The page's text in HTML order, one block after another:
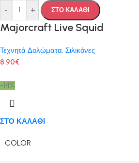
- + ΣΤΟ ΚΑΛΑΘΙ
Majorcraft Live Squid
Τεχνητά Δολώματα, Σιλικόνες
8.90€
-14%
ΣΤΟ ΚΑΛΑΘΙ
COLOR